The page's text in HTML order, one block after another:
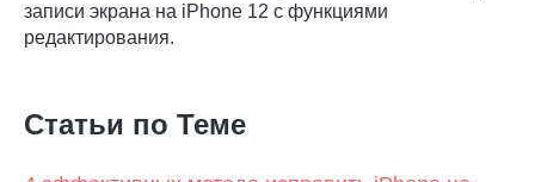
записи экрана на iPhone 12 с функциями
редактирования.
Статьи по Теме